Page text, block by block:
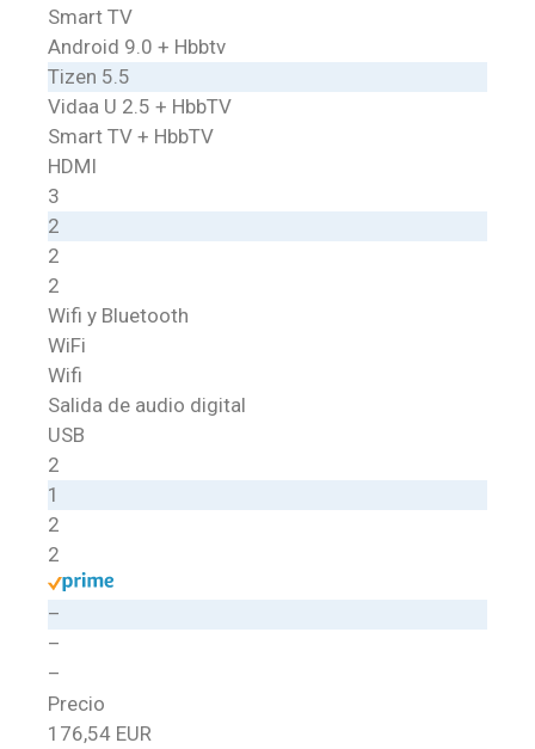
Smart TV
Android 9.0 + Hbbtv
Tizen 5.5
Vidaa U 2.5 + HbbTV
Smart TV + HbbTV
HDMI
3
2
2
2
Wifi y Bluetooth
WiFi
Wifi
Salida de audio digital
USB
2
1
2
2
–
–
–
Precio
176,54 EUR